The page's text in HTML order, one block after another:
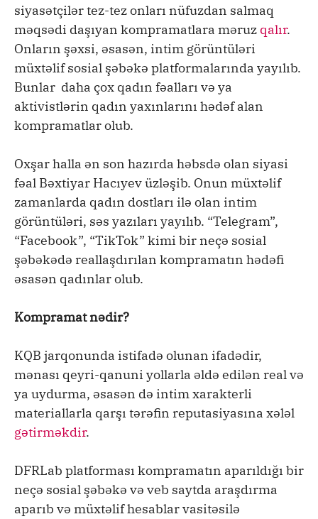
siyasətçilər tez-tez onları nüfuzdan salmaq
məqsədi daşıyan kompramatlara məruz qalır.
Onların şəxsi, əsasən, intim görüntüləri
müxtəlif sosial şəbəkə platformalarında yayılıb.
Bunlar daha çox qadın fəalları və ya
aktivistlərin qadın yaxınlarını hədəf alan
kompramatlar olub.
Oxşar halla ən son hazırda həbsdə olan siyasi
fəal Bəxtiyar Hacıyev üzləşib. Onun müxtəlif
zamanlarda qadın dostları ilə olan intim
görüntüləri, səs yazıları yayılıb. “Telegram”,
“Facebook”, “TikTok” kimi bir neçə sosial
şəbəkədə reallaşdırılan kompramatın hədəfi
əsasən qadınlar olub.
Kompramat nədir?
KQB jarqonunda istifadə olunan ifadədir,
mənası qeyri-qanuni yollarla əldə edilən real və
ya uydurma, əsasən də intim xarakterli
materiallarla qarşı tərəfin reputasiyasına xələl
gətirməkdir.
DFRLab platforması kompramatın aparıldığı bir
neçə sosial şəbəkə və veb saytda araşdırma
aparıb və müxtəlif hesablar vasitəsilə